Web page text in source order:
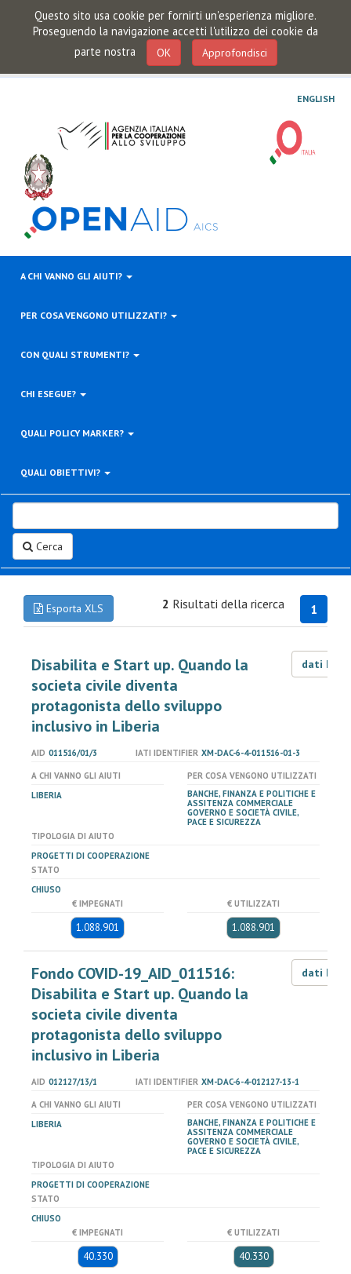
Questo sito usa cookie per fornirti un'esperienza migliore.
Proseguendo la navigazione accetti l'utilizzo dei cookie da
parte nostra
OK Approfondisci
ENGLISH
A CHI VANNO GLI AIUTI?
PER COSA VENGONO UTILIZZATI?
CON QUALI STRUMENTI?
CHI ESEGUE?
QUALI POLICY MARKER?
QUALI OBIETTIVI?
Cerca
Esporta XLS 1
2 Risultati della ricerca
Disabilita e Start up. Quando la
societa civile diventa
protagonista dello sviluppo
inclusivo in Liberia
dati LOD
AID 011516/01/3 IATI IDENTIFIER XM-DAC-6-4-011516-01-3
A CHI VANNO GLI AIUTI
LIBERIA
PER COSA VENGONO UTILIZZATI
BANCHE, FINANZA E POLITICHE E
ASSITENZA COMMERCIALE
GOVERNO E SOCIETÀ CIVILE,
PACE E SICUREZZA
TIPOLOGIA DI AIUTO
PROGETTI DI COOPERAZIONE
STATO
CHIUSO
€ IMPEGNATI
1.088.901
€ UTILIZZATI
1.088.901
Fondo COVID-19_AID_011516:
Disabilita e Start up. Quando la
societa civile diventa
protagonista dello sviluppo
inclusivo in Liberia
dati LOD
AID 012127/13/1 IATI IDENTIFIER XM-DAC-6-4-012127-13-1
A CHI VANNO GLI AIUTI
LIBERIA
PER COSA VENGONO UTILIZZATI
BANCHE, FINANZA E POLITICHE E
ASSITENZA COMMERCIALE
GOVERNO E SOCIETÀ CIVILE,
PACE E SICUREZZA
TIPOLOGIA DI AIUTO
PROGETTI DI COOPERAZIONE
STATO
CHIUSO
€ IMPEGNATI
40.330
€ UTILIZZATI
40.330